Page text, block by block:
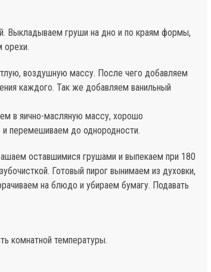
Выкладываем груши на дно и по краям формы,
орехи.
воздушную массу. После чего добавляем
каждого. Так же добавляем ванильный
в яично-масляную массу, хорошо
перемешиваем до однородности.
оставшимися грушами и выпекаем при 180
Готовый пирог вынимаем из духовки,
на блюдо и убираем бумагу. Подавать
комнатной температуры.